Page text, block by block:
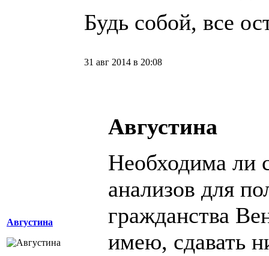
Будь собой, все
Августина
31 авг 2014 в 20:08
Августина
Необходима ли
анализов для
гражданства
имею, сдавать